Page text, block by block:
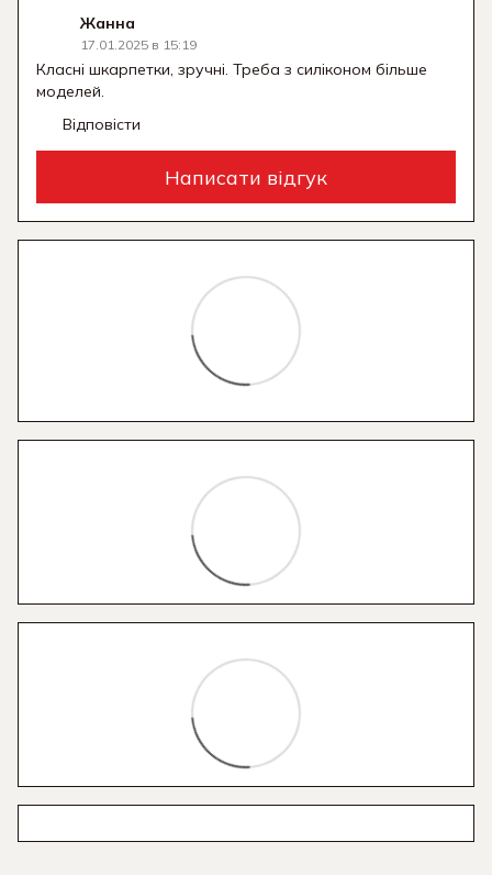
Жанна
17.01.2025 в 15:19
Класні шкарпетки, зручні. Треба з силіконом більше
моделей.
Відповісти
Написати відгук